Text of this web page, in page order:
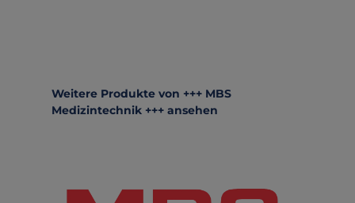
Produktgalerie überspringen
Weitere Produkte von +++ MBS
Medizintechnik +++ ansehen